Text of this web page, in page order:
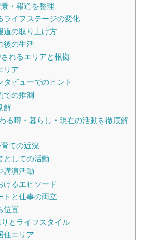
・報道を整理
ライフステージの変化
の取り上げ方
後の生活
れるエリアと根拠
リア
ビューでのヒント
の推測
解
る噂・暮らし・現在の活動を徹底解
ての近況
としての活動
講演活動
るエピソード
と仕事の両立
位置
とライフスタイル
住エリア